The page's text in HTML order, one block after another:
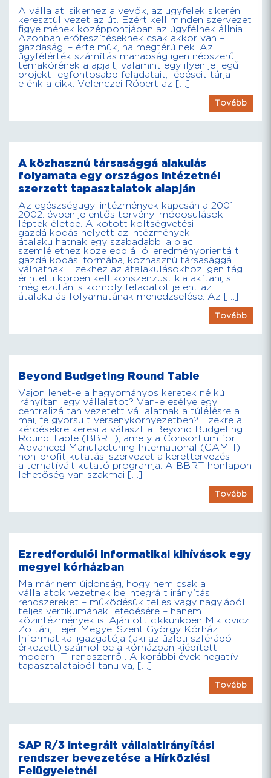
A vállalati sikerhez a vevők, az ügyfelek sikerén
keresztül vezet az út. Ezért kell minden szervezet
figyelmének középpontjában az ügyfélnek állnia.
Azonban erőfeszítéseknek csak akkor van –
gazdasági – értelmük, ha megtérülnek. Az
ügyfélérték számítás manapság igen népszerű
témakörének alapjait, valamint egy ilyen jellegű
projekt legfontosabb feladatait, lépéseit tárja
elénk a cikk. Velenczei Róbert az […]
Tovább
A közhasznú társasággá alakulás
folyamata egy országos intézetnél
szerzett tapasztalatok alapján
Az egészségügyi intézmények kapcsán a 2001-
2002. évben jelentős törvényi módosulások
léptek életbe. A kötött költségvetési
gazdálkodás helyett az intézmények
átalakulhatnak egy szabadabb, a piaci
szemlélethez közelebb álló, eredményorientált
gazdálkodási formába, közhasznú társasággá
válhatnak. Ezekhez az átalakulásokhoz igen tág
érintetti körben kell konszenzust kialakítani, s
még ezután is komoly feladatot jelent az
átalakulás folyamatának menedzselése. Az […]
Tovább
Beyond Budgeting Round Table
Vajon lehet-e a hagyományos keretek nélkül
irányítani egy vállalatot? Van-e esélye egy
centralizáltan vezetett vállalatnak a túlélésre a
mai, felgyorsult versenykörnyezetben? Ezekre a
kérdésekre keresi a választ a Beyond Budgeting
Round Table (BBRT), amely a Consortium for
Advanced Manufacturing International (CAM-I)
non-profit kutatási szervezet a kerettervezés
alternatíváit kutató programja. A BBRT honlapon
lehetőség van szakmai […]
Tovább
Ezredfordulói informatikai kihívások egy
megyei kórházban
Ma már nem újdonság, hogy nem csak a
vállalatok vezetnek be integrált irányítási
rendszereket – működésük teljes vagy nagyjából
teljes vertikumának lefedésére – hanem
közintézmények is. Ajánlott cikkünkben Miklovicz
Zoltán, Fejér Megyei Szent György Kórház
Informatikai igazgatója (aki az üzleti szférából
érkezett) számol be a kórházban kiépített
modern IT-rendszerről. A korábbi évek negatív
tapasztalataiból tanulva, […]
Tovább
SAP R/3 integrált vállalatirányítási
rendszer bevezetése a Hírközlési
Felügyeletnél